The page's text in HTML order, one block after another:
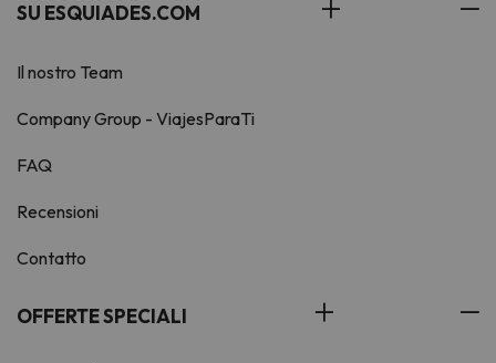
SU ESQUIADES.COM
Il nostro Team
Company Group - ViajesParaTi
FAQ
Recensioni
Contatto
OFFERTE SPECIALI